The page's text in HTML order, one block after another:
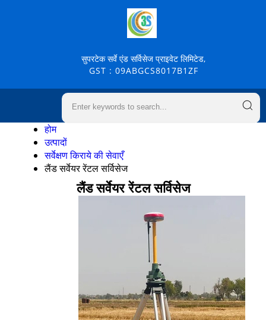
सुपरटेक सर्वे एंड सर्विसेज प्राइवेट लिमिटेड,
GST : 09ABGCS8017B1ZF
होम
उत्पादों
सर्वेक्षण किराये की सेवाएँ
लैंड सर्वेयर रेंटल सर्विसेज
लैंड सर्वेयर रेंटल सर्विसेज